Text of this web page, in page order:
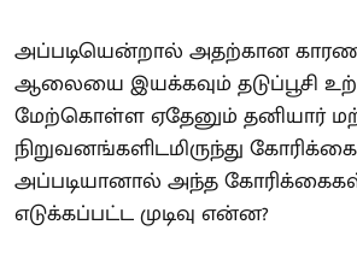
அப்படியென்றால் அதற்கான
ஆலையை இயக்கவும் தடுப்பூசி
மேற்கொள்ள ஏதேனும் தனியார்
நிறுவனங்களிடமிருந்து
அப்படியானால் அந்த
எடுக்கப்பட்ட முடிவு என்ன?